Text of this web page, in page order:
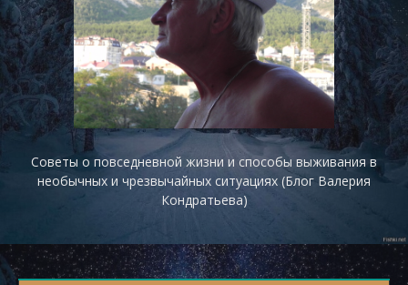
Советы о повседневной жизни и способы выживания в
необычных и чрезвычайных ситуациях (Блог Валерия
Кондратьева)